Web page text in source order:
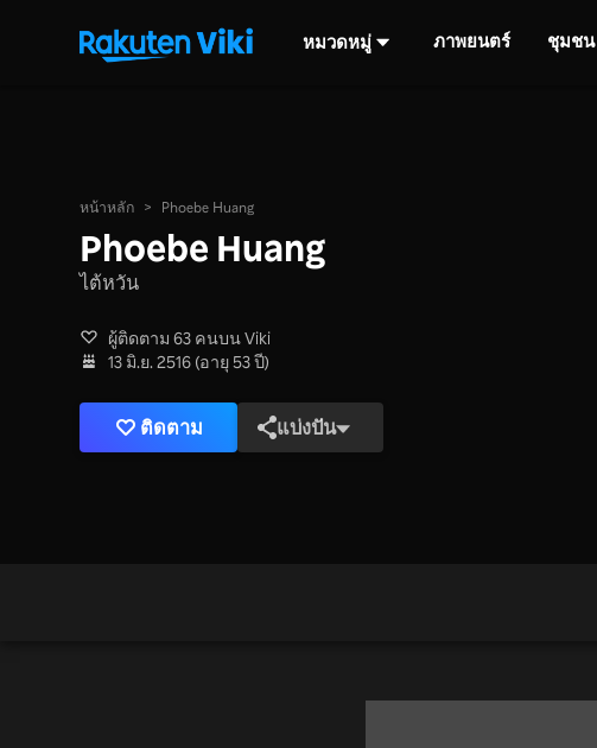
หมวดหมู่ ภาพยนตร์ ชุมชน
หน้าหลัก > Phoebe Huang
Phoebe Huang
ไต้หวัน
ผู้ติดตาม 63 คนบน Viki
13 มิ.ย. 2516 (อายุ 53 ปี)
ติดตาม แบ่งปัน